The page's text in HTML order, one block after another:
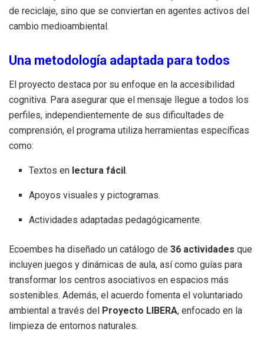
de reciclaje, sino que se conviertan en agentes activos del
cambio medioambiental.
Una metodología adaptada para todos
El proyecto destaca por su enfoque en la accesibilidad
cognitiva. Para asegurar que el mensaje llegue a todos los
perfiles, independientemente de sus dificultades de
comprensión, el programa utiliza herramientas específicas
como:
Textos en lectura fácil.
Apoyos visuales y pictogramas.
Actividades adaptadas pedagógicamente.
Ecoembes ha diseñado un catálogo de 36 actividades que
incluyen juegos y dinámicas de aula, así como guías para
transformar los centros asociativos en espacios más
sostenibles. Además, el acuerdo fomenta el voluntariado
ambiental a través del
Proyecto LIBERA, enfocado en la
limpieza de entornos naturales.